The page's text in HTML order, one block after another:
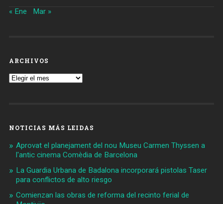
« Ene Mar »
ARCHIVOS
Archivos
NOTICIAS MÁS LEIDAS
Aprovat el planejament del nou Museu Carmen Thyssen a
l'antic cinema Comèdia de Barcelona
La Guardia Urbana de Badalona incorporará pistolas Taser
para conflictos de alto riesgo
Comienzan las obras de reforma del recinto ferial de